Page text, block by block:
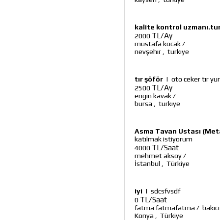
kalite kontrol
2000 TL/Ay
mustafa kocak/
nevşehır
turkıye
tır şöför | oto ceker tır
2500 TL/Ay
engin kavak/
bursa
turkıye
Asma Tavan Ustası
katılmak istiyorum
4000 TL/Saat
mehmet aksoy/
İstanbul
Türkiye
iyi | sdcsfvsdf
0 TL/Saat
fatma fatmafatma / bakıcı
Konya
Türkiye